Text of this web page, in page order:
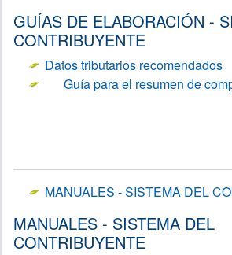
GUÍAS DE ELABORACIÓN -
CONTRIBUYENTE
Datos tributarios recomendados
Guía para el resumen de
MANUALES - SISTEMA DEL
MANUALES - SISTEMA DEL
CONTRIBUYENTE